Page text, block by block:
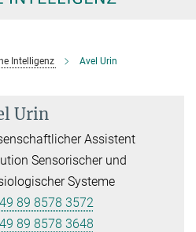
Intelligenz Avel Urin
Urin
Assistent
Sensorischer und
Systeme
89 8578 3572
89 8578 3648